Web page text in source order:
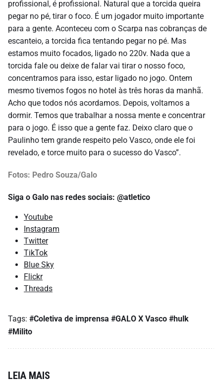
profissional, é profissional. Natural que a torcida queira
pegar no pé, tirar o foco. É um jogador muito importante
para a gente. Aconteceu com o Scarpa nas cobranças de
escanteio, a torcida fica tentando pegar no pé. Mas
estamos muito focados, ligado no 220v. Nada que a
torcida fale ou deixe de falar vai tirar o nosso foco,
concentramos para isso, estar ligado no jogo. Ontem
mesmo tivemos fogos no hotel às três horas da manhã.
Acho que todos nós acordamos. Depois, voltamos a
dormir. Temos que trabalhar a nossa mente e concentrar
para o jogo. É isso que a gente faz. Deixo claro que o
Paulinho tem grande respeito pelo Vasco, onde ele foi
revelado, e torce muito para o sucesso do Vasco”.
Fotos: Pedro Souza/Galo
Siga o Galo nas redes sociais: @atletico
Youtube
Instagram
Twitter
TikTok
Blue Sky
Flickr
Threads
Tags: #Coletiva de imprensa #GALO X Vasco #hulk
#Milito
LEIA MAIS